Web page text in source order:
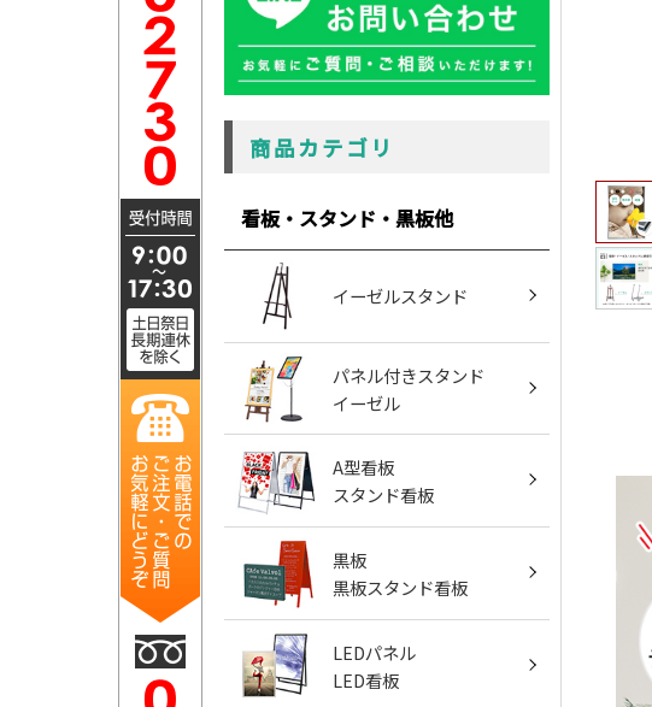
商品カテゴリ
看板・スタンド・黒板他
イーゼルスタンド
パネル付きスタンド
イーゼル
A型看板
スタンド看板
黒板
黒板スタンド看板
LEDパネル
LED看板